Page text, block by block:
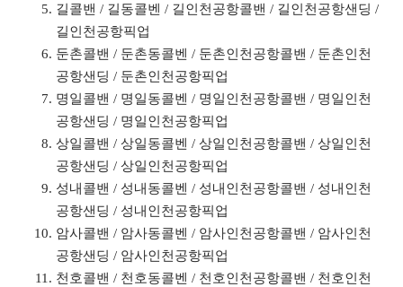
길콜밴 / 길동콜벤 / 길인천공항콜밴 / 길인천공항샌딩 /
길인천공항픽업
둔촌콜밴 / 둔촌동콜벤 / 둔촌인천공항콜밴 / 둔촌인천
공항샌딩 / 둔촌인천공항픽업
명일콜밴 / 명일동콜벤 / 명일인천공항콜밴 / 명일인천
공항샌딩 / 명일인천공항픽업
상일콜밴 / 상일동콜벤 / 상일인천공항콜밴 / 상일인천
공항샌딩 / 상일인천공항픽업
성내콜밴 / 성내동콜벤 / 성내인천공항콜밴 / 성내인천
공항샌딩 / 성내인천공항픽업
암사콜밴 / 암사동콜벤 / 암사인천공항콜밴 / 암사인천
공항샌딩 / 암사인천공항픽업
천호콜밴 / 천호동콜벤 / 천호인천공항콜밴 / 천호인천